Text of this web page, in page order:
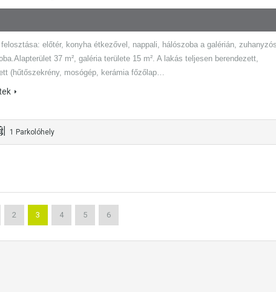
előtér, konyha étkezővel, nappali, hálószoba a galérián,
37 m², galéria területe 15 m². A lakás teljesen berendezett,
(hűtőszekrény, mosógép, kerámia főzőlap…
1 Parkolóhely
2 3 4 5 6